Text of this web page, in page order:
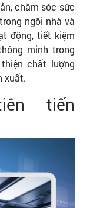
chăm sóc sức
ngôi nhà và
động, tiết kiệm
minh trong
chất lượng
xuất.
tiến